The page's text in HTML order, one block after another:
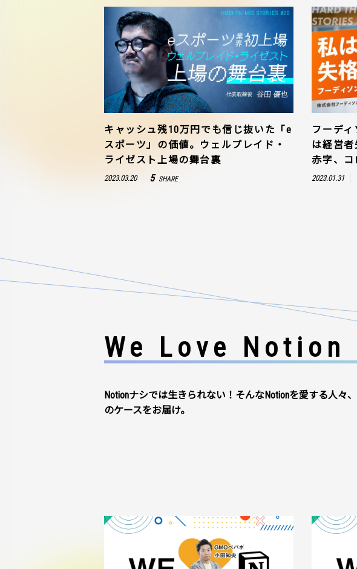
キャッシュ残10万円でも信じ抜いた「e
スポーツ」の価値。ウェルプレイド・
ライゼスト上場の舞台裏
2023.03.20 5 SHARE
フーデ
は経営
赤字、コ
2023.01.31
We Love Notion
Notionナシでは生きられない！そんなNotionを愛する人々
のケースをお届け。